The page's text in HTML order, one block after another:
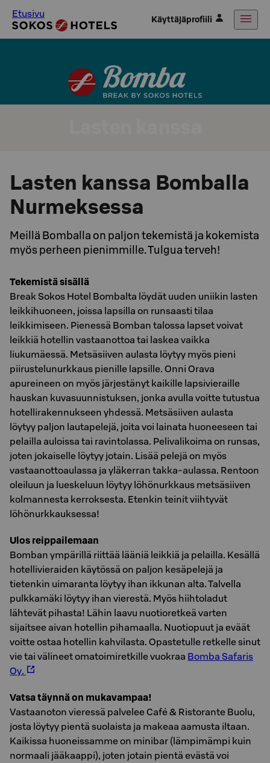
Etusivu Käyttäjäprofiili
Lasten kanssa Bomballa
Nurmeksessa
Meillä Bomballa on paljon tekemistä ja kokemista
myös perheen pienimmille. Tulgua terveh!
Tekemistä sisällä
Break Sokos Hotel Bombalta löydät uuden uniikin lasten
leikkihuoneen, joissa lapsilla on runsaasti tilaa
leikkimiseen. Pienessä Bomban talossa lapset voivat
leikkiä hotellin vastaanottoa tai laskea vaikka
liukumäessä. Metsäsiiven aulasta löytyy myös pieni
piirustelunurkkaus pienille lapsille. Onni Orava
apureineen on myös järjestänyt kaikille lapsivieraille
hauskan kuvasuunnistuksen, jonka avulla voitte tutustua
hotellirakennukseen yhdessä. Metsäsiiven aulasta
löytyy paljon lautapelejä, joita voi lainata huoneeseen tai
pelailla auloissa tai ravintolassa. Pelivalikoima on runsas,
joten jokaiselle löytyy jotain. Lisää pelejä on myös
vastaanottoaulassa ja yläkerran takka-aulassa. Rentoon
oleiluun ja lueskeluun löytyy löhönurkkaus metsäsiiven
kolmannesta kerroksesta. Etenkin teinit viihtyvät
löhönurkkauksessa!
Ulos reippailemaan
Bomban ympärillä riittää lääniä leikkiä ja pelailla. Kesällä
hotellivieraiden käytössä on paljon kesäpelejä ja
tietenkin uimaranta löytyy ihan ikkunan alta. Talvella
pulkkamäki löytyy ihan vierestä. Myös hiihtoladut
lähtevät pihasta! Lähin laavu nuotioretkeä varten
sijaitsee aivan hotellin pihamaalla. Nuotiopuut ja eväät
voitte ostaa hotellin kahvilasta. Opastetulle retkelle sinut
vie tai välineet omatoimiretkille vuokraa Bomba Safaris
Oy.
Vatsa täynnä on mukavampaa!
Vastaanoton vieressä palvelee Café & Ristorante Buolu,
josta löytyy pientä suolaista ja makeaa aamusta iltaan.
Kaikissa huoneissamme on minibar (lämpimämpi kuin
normaali jääkaappi), joten jotain pientä evästä voi